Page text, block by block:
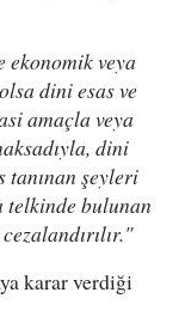
ekonomik veya
dini esas ve
amaçla veya
dini
tanınan şeyleri
telkinde bulunan
karar verdiği